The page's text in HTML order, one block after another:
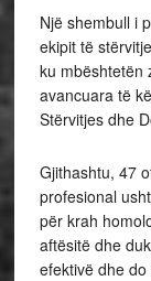
Një shembull i
ekipit të
ku mbështetën
avancuara të
Stërvitjes dhe
Gjithashtu, 47
profesional
për krah
aftësitë dhe
efektivë dhe